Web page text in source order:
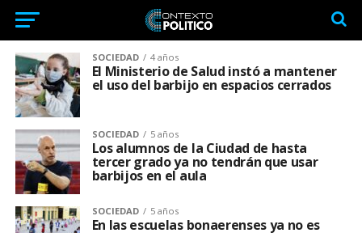
SOCIEDAD 4 años
El Ministerio de Salud instó a mantener
el uso del barbijo en espacios cerrados
SOCIEDAD 5 años
Los alumnos de la Ciudad de hasta
tercer grado ya no tendrán que usar
barbijos en el aula
SOCIEDAD 5 años
En las escuelas bonaerenses ya no es